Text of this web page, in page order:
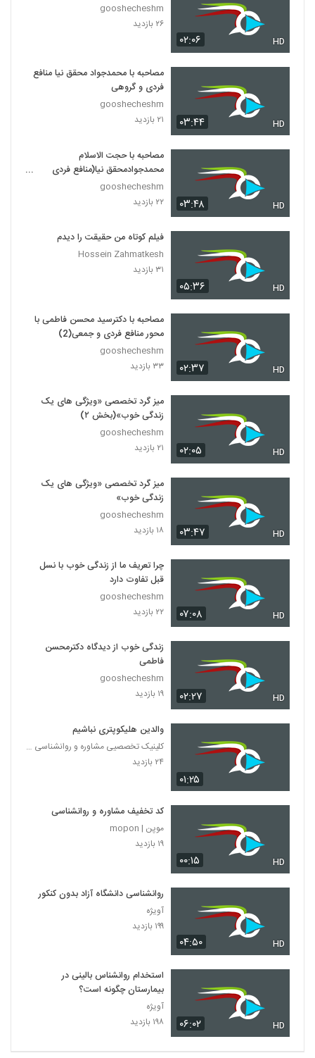
۰۲:۰۶ HD
gooshecheshm
۲۶ بازدید
۰۳:۴۴ HD
مصاحبه با محمدجواد محقق نیا منافع
فردی و گروهی
gooshecheshm
۲۱ بازدید
۰۳:۴۸ HD
مصاحبه با حجت الاسلام
محمدجوادمحقق نیا(منافع فردی
وجمعی)
gooshecheshm
۲۲ بازدید
۰۵:۳۶ HD
فیلم کوتاه من حقیقت را دیدم
Hossein Zahmatkesh
۳۱ بازدید
۰۲:۳۷ HD
مصاحبه با دکترسید محسن فاطمی با
محور منافع فردی و جمعی(2)
gooshecheshm
۳۳ بازدید
۰۲:۰۵ HD
میز گرد تخصصی «ویژگی های یک
زندگی خوب»(بخش ۲)
gooshecheshm
۲۱ بازدید
۰۳:۴۷ HD
میز گرد تخصصی «ویژگی های یک
زندگی خوب»
gooshecheshm
۱۸ بازدید
۰۷:۰۸ HD
چرا تعریف ما از زندگی خوب با نسل
قبل تفاوت دارد
gooshecheshm
۲۲ بازدید
۰۲:۲۷ HD
زندگی خوب از دیدگاه دکترمحسن
فاطمی
gooshecheshm
۱۹ بازدید
۰۱:۲۵
والدین هلیکوپتری نباشیم
کلینیک تخصصیی مشاوره و روانشناسی خانواده ایرانی
۲۴ بازدید
۰۰:۱۵ HD
کد تخفیف مشاوره و روانشناسی
موپن | mopon
۱۹ بازدید
۰۴:۵۰ HD
روانشناسی دانشگاه آزاد بدون کنکور
آویژه
۱۹۹ بازدید
۰۶:۰۲ HD
استخدام روانشناس بالینی در
بیمارستان چگونه است؟
آویژه
۱۹۸ بازدید